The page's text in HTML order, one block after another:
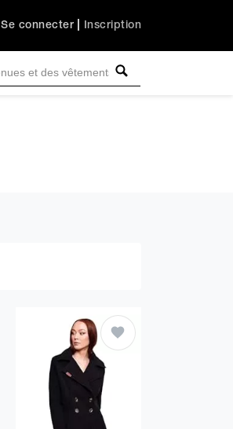
Se connecter Inscription